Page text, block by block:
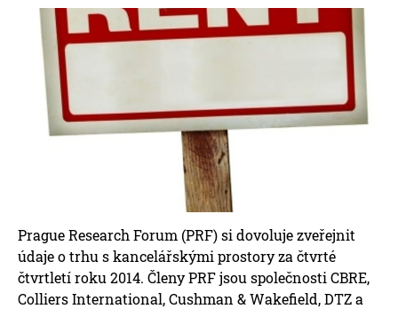
Prague Research Forum (PRF) si dovoluje zveřejnit
údaje o trhu s kancelářskými prostory za čtvrté
čtvrtletí roku 2014. Členy PRF jsou společnosti CBRE,
Colliers International, Cushman & Wakefield, DTZ a